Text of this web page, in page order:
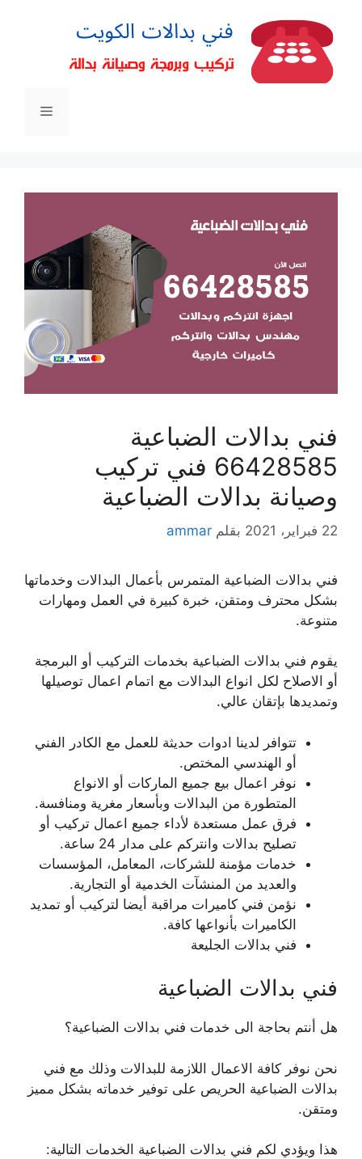
فني بدالات الضباعية
66428585 فني تركيب
وصيانة بدالات الضباعية
22 فبراير، 2021 بقلم ammar
فني بدالات الضباعية المتمرس بأعمال البدالات وخدماتها
بشكل محترف ومتقن، خبرة كبيرة في العمل ومهارات
متنوعة.
يقوم فني بدالات الضباعية بخدمات التركيب أو البرمجة
أو الاصلاح لكل انواع البدالات مع اتمام اعمال توصيلها
وتمديدها بإتقان عالي.
تتوافر لدينا ادوات حديثة للعمل مع الكادر الفني
أو الهندسي المختص.
نوفر اعمال بيع جميع الماركات أو الانواع
المتطورة من البدالات وبأسعار مغرية ومنافسة.
فرق عمل مستعدة لأداء جميع اعمال تركيب أو
تصليح بدالات وانتركم على مدار 24 ساعة.
خدمات مؤمنة للشركات، المعامل، المؤسسات
والعديد من المنشآت الخدمية أو التجارية.
نؤمن فني كاميرات مراقبة أيضا لتركيب أو تمديد
الكاميرات بأنواعها كافة.
فني بدالات الجليعة
فني بدالات الضباعية
هل أنتم بحاجة الى خدمات فني بدالات الضباعية؟
نحن نوفر كافة الاعمال اللازمة للبدالات وذلك مع فني
بدالات الضباعية الحريص على توفير خدماته بشكل مميز
ومتقن.
هذا ويؤدي لكم فني بدالات الضباعية الخدمات التالية: